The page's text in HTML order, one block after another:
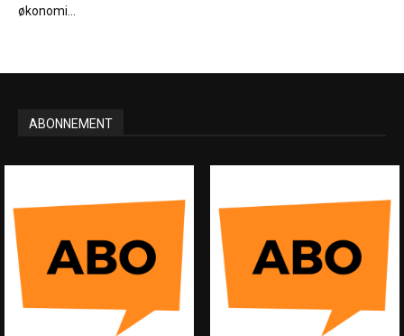
økonomi...
ABONNEMENT